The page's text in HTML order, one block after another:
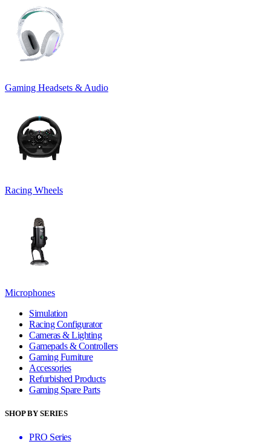
Gaming Headsets & Audio
Racing Wheels
Microphones
Simulation
Racing Configurator
Cameras & Lighting
Gamepads & Controllers
Gaming Furniture
Accessories
Refurbished Products
Gaming Spare Parts
SHOP BY SERIES
PRO Series